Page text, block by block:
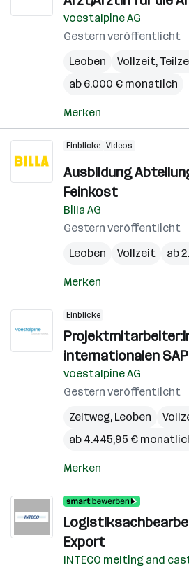
voestalpine AG
Gestern veröffentlicht
Leoben
Vollzeit,
ab 6.000 € monatlich
Merken
Einblicke Videos
Ausbildung
Feinkost
Billa AG
Gestern veröffentlicht
Leoben
Vollzeit ab
Merken
Einblicke
internationalen
voestalpine AG
Gestern veröffentlicht
Zeltweg, Leoben
ab 4.445,95 €
Merken
Export
INTECO melting and